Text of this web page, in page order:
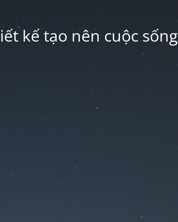
kế tạo nên cuộc sống